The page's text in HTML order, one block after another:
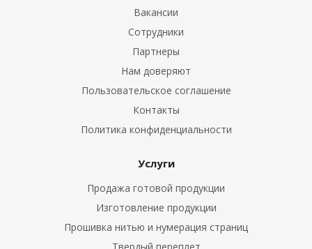
Вакансии
Сотрудники
Партнеры
Нам доверяют
Пользовательское соглашение
Контакты
Политика конфиденциальности
Услуги
Продажа готовой продукции
Изготовление продукции
Прошивка нитью и нумерация страниц